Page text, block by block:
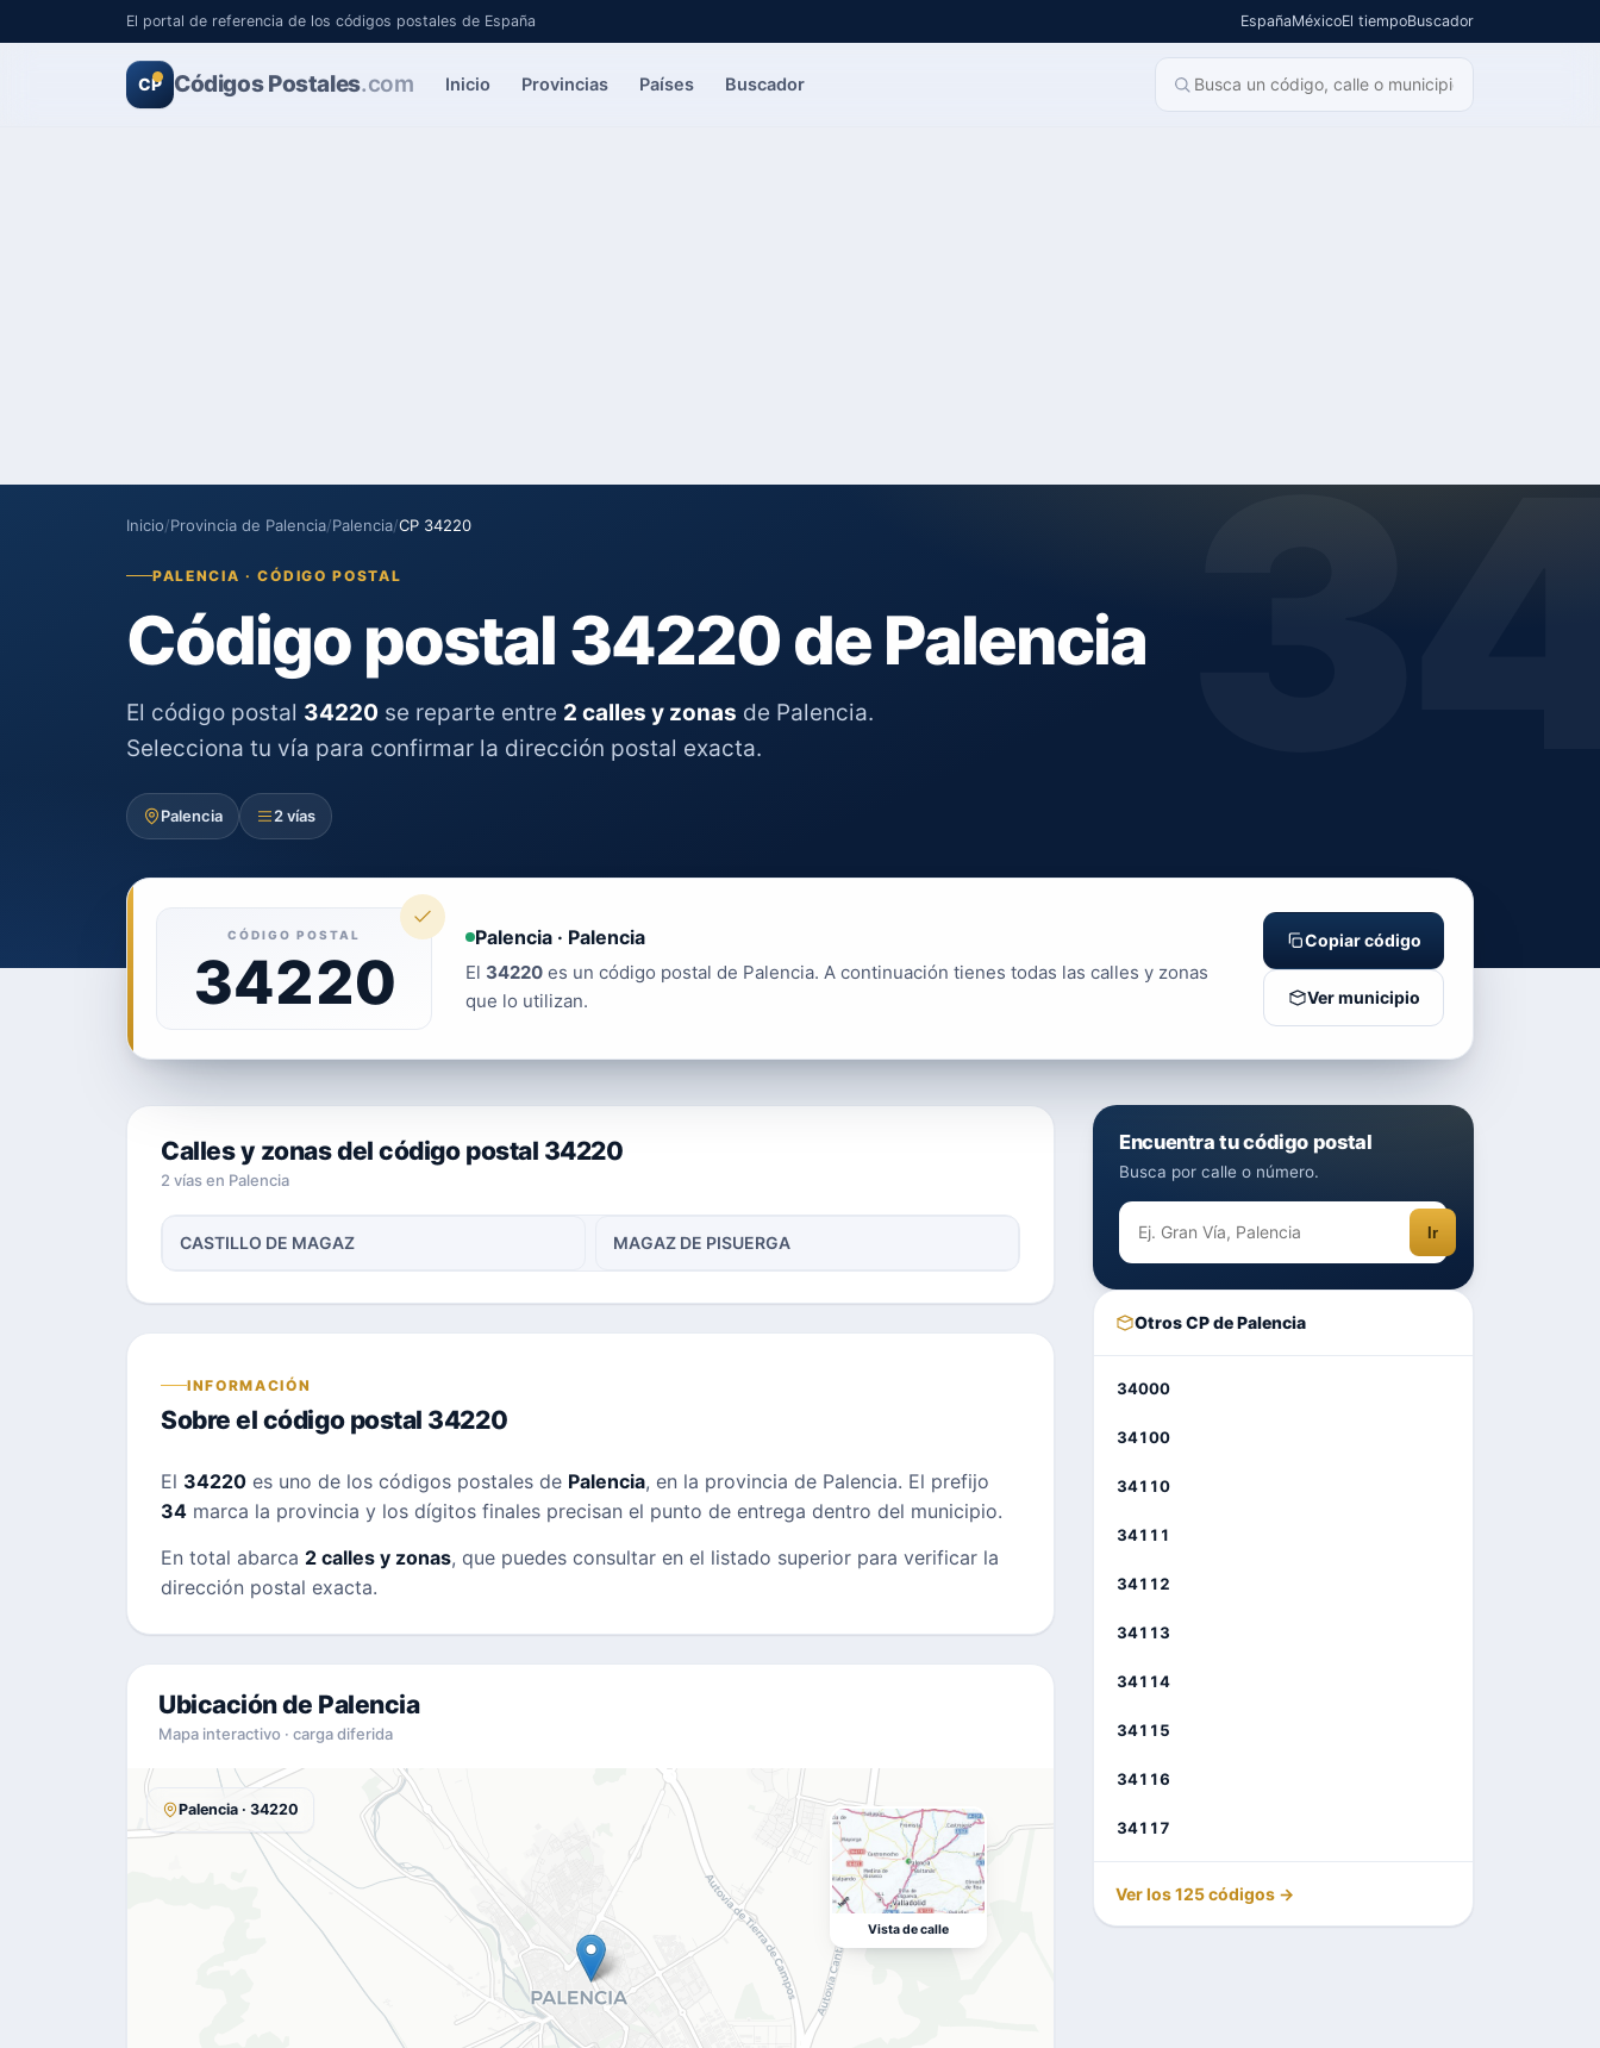
El portal de referencia de los códigos postales de España EspañaMéxicoEl tiempoBuscador
CP Códigos Postales.com Inicio Provincias Países Buscador
Inicio/Provincia de Palencia/Palencia/CP 34220
PALENCIA · CÓDIGO POSTAL
Código postal 34220 de Palencia
El código postal 34220 se reparte entre 2 calles y zonas de Palencia.
Selecciona tu vía para confirmar la dirección postal exacta.
Palencia 2 vías
CÓDIGO POSTAL
34220
Palencia · Palencia
El 34220 es un código postal de Palencia. A continuación tienes todas las calles y zonas
que lo utilizan.
Copiar código
Ver municipio
Calles y zonas del código postal 34220
2 vías en Palencia
CASTILLO DE MAGAZ MAGAZ DE PISUERGA
INFORMACIÓN
Sobre el código postal 34220
El 34220 es uno de los códigos postales de Palencia, en la provincia de Palencia. El prefijo
34 marca la provincia y los dígitos finales precisan el punto de entrega dentro del municipio.
En total abarca 2 calles y zonas, que puedes consultar en el listado superior para verificar la
dirección postal exacta.
Ubicación de Palencia
Mapa interactivo · carga diferida
Palencia · 34220
Vista de calle
Encuentra tu código postal
Busca por calle o número.
Ir
Otros CP de Palencia
34000
34100
34110
34111
34112
34113
34114
34115
34116
34117
Ver los 125 códigos →